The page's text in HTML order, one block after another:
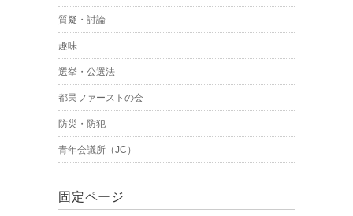
質疑・討論
趣味
選挙・公選法
都民ファーストの会
防災・防犯
青年会議所（JC）
固定ページ